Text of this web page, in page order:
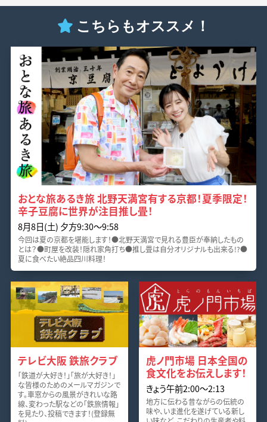
こちらもオススメ！
おとな旅あるき旅 北野天満宮有する京都！夏季限定！
辛子豆腐に世界が注目推し畳！
8月8日(土) 夕方9:30～9:58
今回は夏の京都を堪能します！●北野天満宮で見れる豊臣が奉納したもの
とは？●町屋を改装！隠れ家角打ち●推し畳は自分オリジナルも出来る!?●
夏に食べたい絶品四川料理！
テレビ大阪 鉄旅クラブ
「鉄道が大好き！」「旅が大好き！」
な皆様のためのメールマガジンで
す。車窓からの風景がきれいな路
線、変わった駅などの「鉄旅情報」
を見たり、投稿できます！(登録無
虎ノ門市場 日本全国の
食文化をお伝えします！
きょう午前2:00～2:13
地方に伝わる昔ながらの伝統の
味や、いま進化を遂げている新し